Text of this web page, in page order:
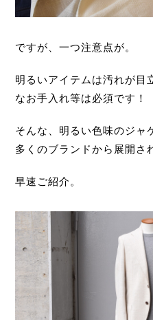
ですが、一つ注意点が。
明るいアイテムは汚れが目
なお手入れ等は必須です！
そんな、明るい色味のジャ
多くのブランドから展開さ
早速ご紹介。